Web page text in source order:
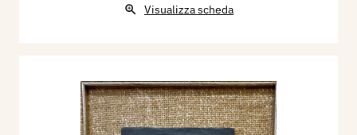
Visualizza scheda